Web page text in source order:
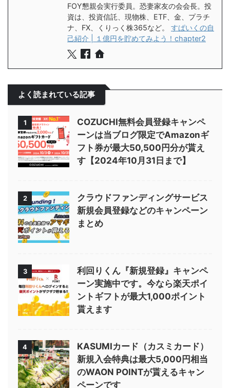
FOY懇親会実行委員。恐妻家友の会会長。投
資は、投資信託、現物株、ETF、金、プラチ
ナ、FX、くりっく株365など。 すぱいくの自
己紹介 | １億円を貯めてみよう！chapter2
よく読まれている記事
1
COZUCHI無料会員登録キャンペ
ーンは当ブログ限定でAmazonギ
フト券が最大50,500円分が貰え
す【2024年10月31日まで】
2
クラウドファンディングサービス
新規会員登録などのキャンペーン
まとめ
3
利回りくん『新規登録』キャンペ
ーン実施中です。今なら楽天ポイ
ントギフトが最大1,000ポイント
貰えます
4
KASUMIカード（カスミカード）
新規入会特典は最大5,000円相当
のWAON POINTが貰えるキャン
ペーンです